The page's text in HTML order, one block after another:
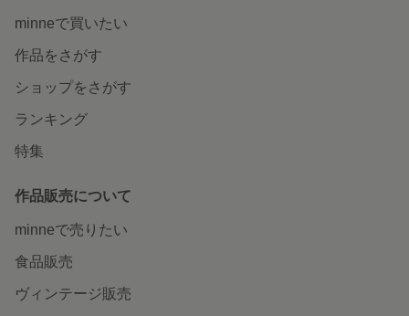
minneで買いたい
作品をさがす
ショップをさがす
ランキング
特集
作品販売について
minneで売りたい
食品販売
ヴィンテージ販売